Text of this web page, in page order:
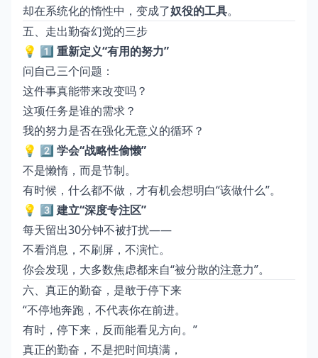
却在系统化的惰性中，变成了奴役的工具。
五、走出勤奋幻觉的三步
💡 1️⃣ 重新定义“有用的努力”
问自己三个问题：
这件事真能带来改变吗？
这项任务是谁的需求？
我的努力是否在强化无意义的循环？
💡 2️⃣ 学会“战略性偷懒”
不是懒惰，而是节制。
有时候，什么都不做，才有机会想明白“该做什么”。
💡 3️⃣ 建立“深度专注区”
每天留出30分钟不被打扰——
不看消息，不刷屏，不演忙。
你会发现，大多数焦虑都来自“被分散的注意力”。
六、真正的勤奋，是敢于停下来
“不停地奔跑，不代表你在前进。
有时，停下来，反而能看见方向。”
真正的勤奋，不是把时间填满，